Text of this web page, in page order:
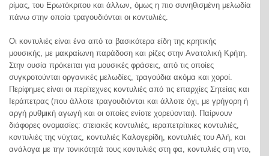
ρίμας, του Ερωτόκριτου και άλλων, όμως η πιο συνηθισμένη μελωδία
πάνω στην οποία τραγουδιόνται οι κοντυλιές.
Οι κοντυλιές είναι ένα από τα βασικότερα είδη της κρητικής
μουσικής, με μακραίωνη παράδοση και ρίζες στην Ανατολική Κρήτη.
Στην ουσία πρόκειται για μουσικές φράσεις, από τις οποίες
συγκροτούνται οργανικές μελωδίες, τραγούδια ακόμα και χοροί.
Περίφημες είναι οι περίτεχνες κοντυλιές από τις επαρχίες Σητείας και
Iεράπετρας (που άλλοτε τραγουδιόνται και άλλοτε όχι, με γρήγορη ή
αργή ρυθμική αγωγή και οι οποίες ενίοτε χορεύονται). Παίρνουν
διάφορες ονομασίες: στειακές κοντυλιές, ιεραπετρίτικες κοντυλιές,
κοντυλιές της νύχτας, κοντυλιές Καλογερίδη, κοντυλιές του Αλή, και
ανάλογα με την τονικότητά τους κοντυλιές στη φα, κοντυλιές στη ντο,